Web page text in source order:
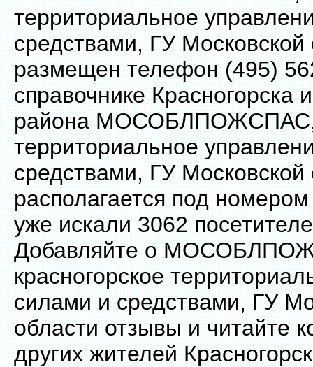
территориальное
средствами, ГУ Московской
размещен телефон (495)
справочнике Красногорска
района МОСОБЛПОЖСПАС,
территориальное
средствами, ГУ Московской
располагается под
уже искали 3062
Добавляйте о
красногорское
силами и средствами, ГУ
области отзывы и читайте
других жителей